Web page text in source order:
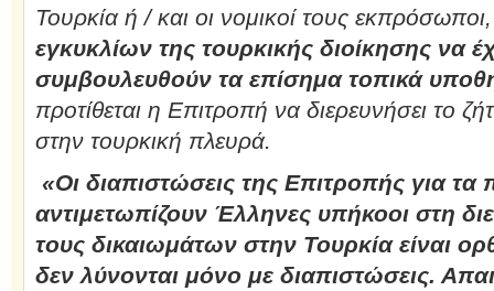
Τουρκία ή / και οι νομικοί τους
εγκυκλίων της τουρκικής διοίκησης να
συμβουλευθούν τα επίσημα τοπικά
προτίθεται η Επιτροπή να διερευνήσει το
στην τουρκική πλευρά.
«Οι διαπιστώσεις της Επιτροπής για
αντιμετωπίζουν Έλληνες υπήκοοι στη
τους δικαιωμάτων στην Τουρκία είναι
δεν λύνονται μόνο με διαπιστώσεις.